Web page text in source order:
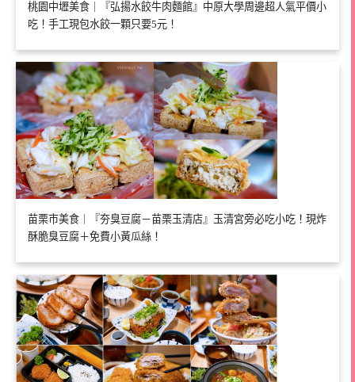
桃園中壢美食｜『弘揚水餃牛肉麵館』中原大學周邊超人氣平價小
吃！手工現包水餃一顆只要5元！
苗栗市美食｜『夯臭豆腐－苗栗玉清店』玉清宮旁必吃小吃！現炸
酥脆臭豆腐＋免費小黃瓜絲！